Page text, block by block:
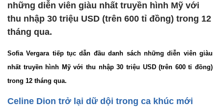
những diễn viên giàu nhất truyền hình Mỹ với
thu nhập 30 triệu USD (trên 600 tỉ đồng) trong 12
tháng qua.
Sofia Vergara tiếp tục dẫn đầu danh sách những diễn viên giàu
nhất truyền hình Mỹ với thu nhập 30 triệu USD (trên 600 tỉ đồng)
trong 12 tháng qua.
Celine Dion trở lại dữ dội trong ca khúc mới